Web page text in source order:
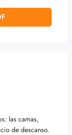
las camas,
de descanso.